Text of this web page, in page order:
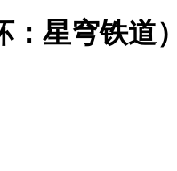
星穹铁道）